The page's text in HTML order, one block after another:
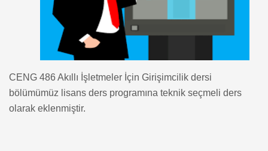
CENG 486 Akıllı İşletmeler İçin Girişimcilik dersi
bölümümüz lisans ders programına teknik seçmeli ders
olarak eklenmiştir.